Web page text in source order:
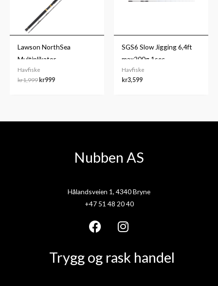
Lawson NorthSea
Multiplikator
Havfiske
kr1,999 kr999
SGS6 Slow Jigging 6,4ft
max200g 1sec.
Havfiske
kr3,599
Nubben AS
Hålandsveien 1, 4340 Bryne
+47 51 48 20 40
F
c
I
n
s
Trygg og rask handel